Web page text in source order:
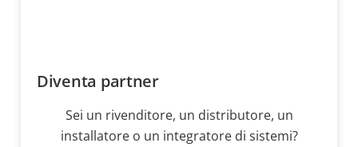
Diventa partner
Sei un rivenditore, un distributore, un
installatore o un integratore di sistemi?